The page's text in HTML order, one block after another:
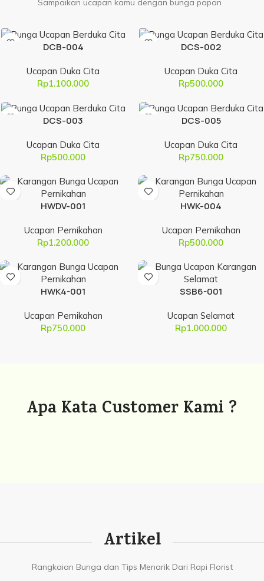
Sampaikan ucapan kamu dengan bunga papan
DCB-004
Ucapan Duka Cita
Rp1.100.000
DCS-002
Ucapan Duka Cita
Rp500.000
DCS-003
Ucapan Duka Cita
Rp500.000
DCS-005
Ucapan Duka Cita
Rp750.000
HWDV-001
Ucapan Pernikahan
Rp1.200.000
HWK-004
Ucapan Pernikahan
Rp500.000
HWK4-001
Ucapan Pernikahan
Rp750.000
SSB6-001
Ucapan Selamat
Rp1.000.000
Apa Kata Customer Kami ?
Artikel
Rangkaian Bunga dan Tips Menarik Dari Rapi Florist